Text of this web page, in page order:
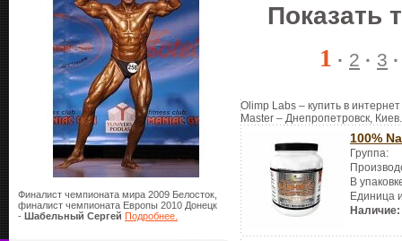
Финалист чемпионата мира 2009 Белосток,
финалист чемпионата Европы 2010 Донецк
- Шабельный Сергей Подробнее.
Показать
1 · 2 · 3
Olimp Labs – купить в
Master – Днепропетровск, Киев.
100%
Группа:
В
Единица
Наличие: